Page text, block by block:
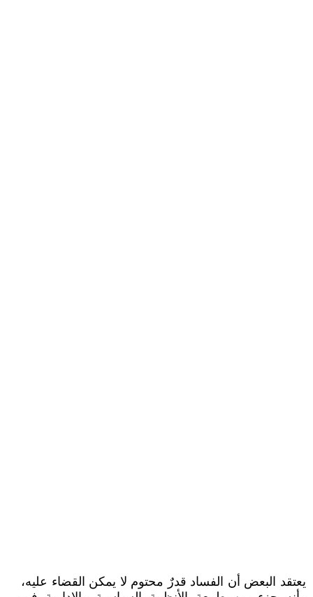
يعتقد البعض أن الفساد قدرٌ محتوم لا يمكن القضاء عليه،